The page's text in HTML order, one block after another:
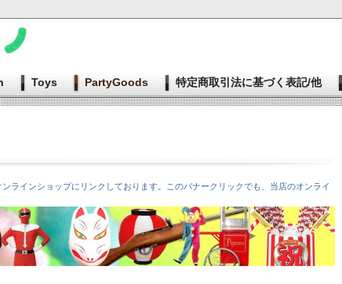
Toys PartyGoods 特定商取引法に基づく表記/他
ラインショップにリンクしております。このバナークリックでも、当店のオンライ